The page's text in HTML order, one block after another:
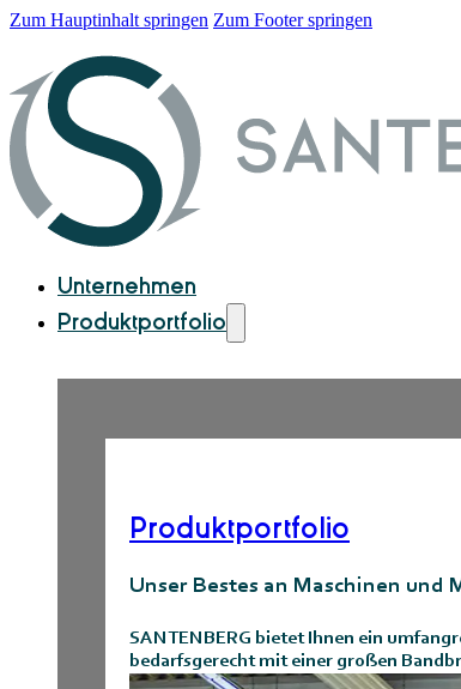
Zum Hauptinhalt springen Zum Footer springen
Unternehmen
Produktportfolio
Produktportfolio
Unser Bestes an Maschinen und
SANTENBERG bietet Ihnen ein
bedarfsgerecht mit einer großen